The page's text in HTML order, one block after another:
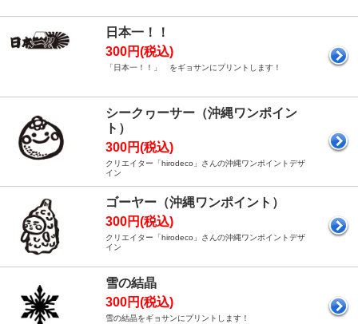
日本一！！
300円(税込)
「日本一！！」 をギョサンにプリントします！
シークヮーサー（沖縄ワンポイン
ト）
300円(税込)
クリエイター「hirodeco」さんの沖縄ワンポイントデザ
イン
ゴーヤー（沖縄ワンポイント）
300円(税込)
クリエイター「hirodeco」さんの沖縄ワンポイントデザ
イン
雪の結晶
300円(税込)
雪の結晶をギョサンにプリントします！